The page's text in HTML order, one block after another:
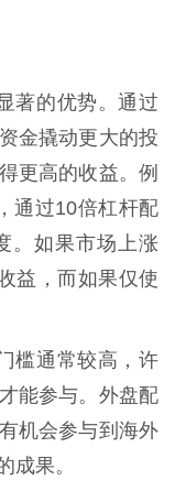
著的优势。通过
金撬动更大的投
更高的收益。例
通过10倍杠杆配
。如果市场上涨
益，而如果仅使
槛通常较高，许
能参与。外盘配
机会参与到海外
成果。